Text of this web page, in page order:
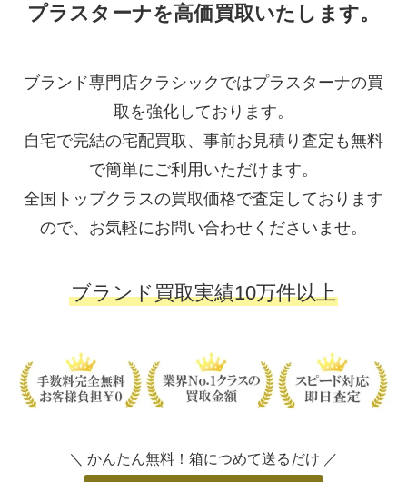
プラスターナを高価買取いたします。
ブランド専門店クラシックではプラスターナの買
取を強化しております。
自宅で完結の宅配買取、事前お見積り査定も無料
で簡単にご利用いただけます。
全国トップクラスの買取価格で査定しております
ので、お気軽にお問い合わせくださいませ。
ブランド買取実績10万件以上
＼ かんたん無料！箱につめて送るだけ ／